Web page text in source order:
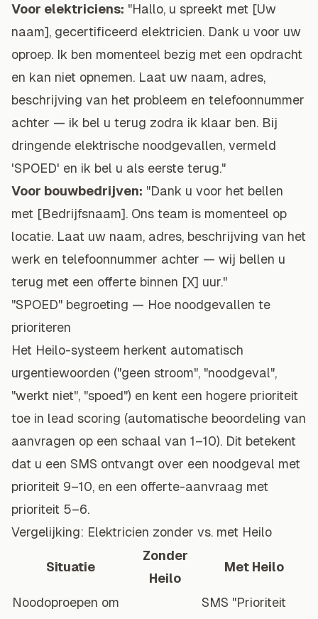
Voor elektriciens: "Hallo, u spreekt met [Uw
naam], gecertificeerd elektricien. Dank u voor uw
oproep. Ik ben momenteel bezig met een opdracht
en kan niet opnemen. Laat uw naam, adres,
beschrijving van het probleem en telefoonnummer
achter — ik bel u terug zodra ik klaar ben. Bij
dringende elektrische noodgevallen, vermeld
'SPOED' en ik bel u als eerste terug."
Voor bouwbedrijven: "Dank u voor het bellen
met [Bedrijfsnaam]. Ons team is momenteel op
locatie. Laat uw naam, adres, beschrijving van het
werk en telefoonnummer achter — wij bellen u
terug met een offerte binnen [X] uur."
"SPOED" begroeting — Hoe noodgevallen te
prioriteren
Het Heilo-systeem herkent automatisch
urgentiewoorden ("geen stroom", "noodgeval",
"werkt niet", "spoed") en kent een hogere prioriteit
toe in lead scoring (automatische beoordeling van
aanvragen op een schaal van 1–10). Dit betekent
dat u een SMS ontvangt over een noodgeval met
prioriteit 9–10, en een offerte-aanvraag met
prioriteit 5–6.
Vergelijking: Elektricien zonder vs. met Heilo
Situatie
Zonder
Heilo
Met Heilo
Noodoproepen om
SMS "Prioriteit